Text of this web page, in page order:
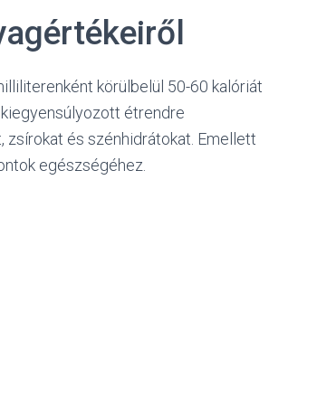
körülbelül 50-60 kalóriát
étrendre
és szénhidrátokat. Emellett
egészségéhez.